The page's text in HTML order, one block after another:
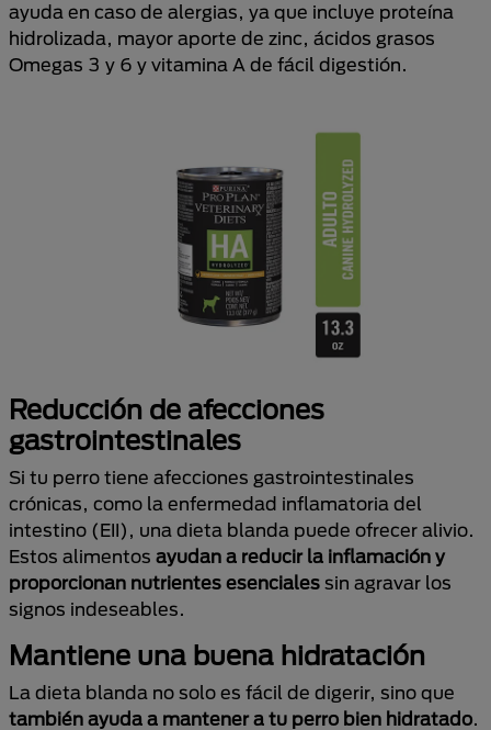
ayuda en caso de alergias, ya que incluye proteína
hidrolizada, mayor aporte de zinc, ácidos grasos
Omegas 3 y 6 y vitamina A de fácil digestión.
Reducción de afecciones
gastrointestinales
Si tu perro tiene afecciones gastrointestinales
crónicas, como la enfermedad inflamatoria del
intestino (EII), una dieta blanda puede ofrecer alivio.
Estos alimentos ayudan a reducir la inflamación y
proporcionan nutrientes esenciales sin agravar los
signos indeseables.
Mantiene una buena hidratación
La dieta blanda no solo es fácil de digerir, sino que
también ayuda a mantener a tu perro bien hidratado.